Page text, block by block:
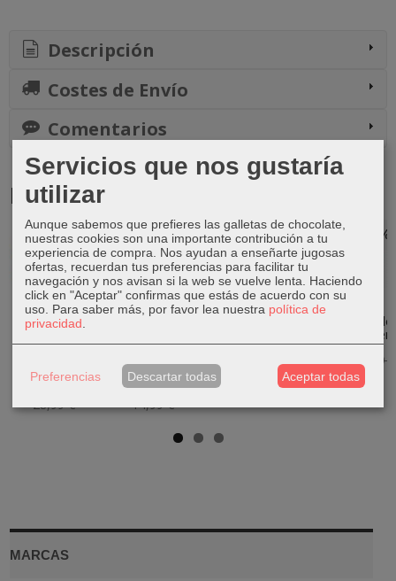
MARCAS
Descripción
Costes de Envío
Comentarios
Productos Relacionados
-20 %
LEGO Duplo -
Ladrillos
23,19 €
28,99 €
-20 %
MY LITTLE
LA
HABITACION...
11,99 €
14,99 €
-20 %
Estuche triple
6,39 € 7,99 €
-20 %
Estuche triple
magic garden
6,39 €7,99 €
Servicios que nos gustaría
utilizar
Aunque sabemos que prefieres las galletas de chocolate,
nuestras cookies son una importante contribución a tu
experiencia de compra. Nos ayudan a enseñarte jugosas
ofertas, recuerdan tus preferencias para facilitar tu
navegación y nos avisan si la web se vuelve lenta. Haciendo
click en "Aceptar" confirmas que estás de acuerdo con su
uso. Para saber más, por favor lea nuestra política de
privacidad
Preferencias Descartar todas Aceptar todas